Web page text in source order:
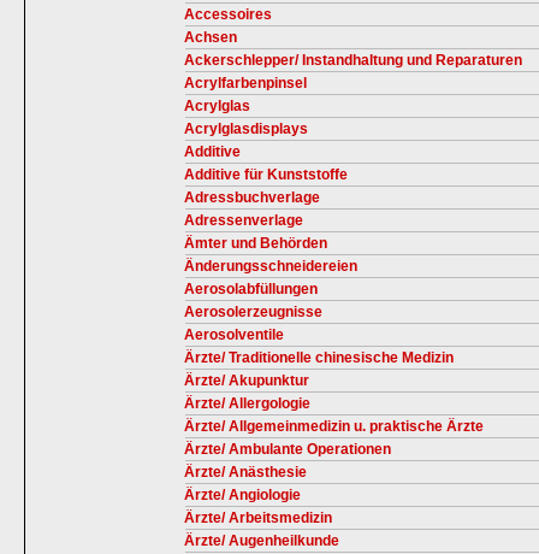
Accessoires
Achsen
Ackerschlepper/ Instandhaltung und Reparaturen
Acrylfarbenpinsel
Acrylglas
Acrylglasdisplays
Additive
Additive für Kunststoffe
Adressbuchverlage
Adressenverlage
Ämter und Behörden
Änderungsschneidereien
Aerosolabfüllungen
Aerosolerzeugnisse
Aerosolventile
Ärzte/ Traditionelle chinesische Medizin
Ärzte/ Akupunktur
Ärzte/ Allergologie
Ärzte/ Allgemeinmedizin u. praktische Ärzte
Ärzte/ Ambulante Operationen
Ärzte/ Anästhesie
Ärzte/ Angiologie
Ärzte/ Arbeitsmedizin
Ärzte/ Augenheilkunde